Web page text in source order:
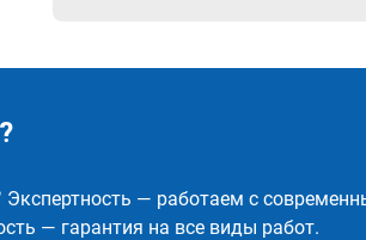
Экспертность — работаем с
— гарантия на все виды работ.